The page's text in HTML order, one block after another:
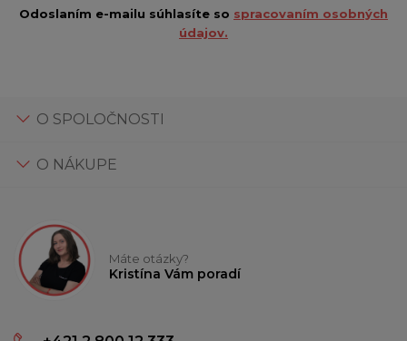
Odoslaním e-mailu súhlasíte so spracovaním osobných
údajov.
O SPOLOČNOSTI
O NÁKUPE
Máte otázky?
Kristína Vám poradí